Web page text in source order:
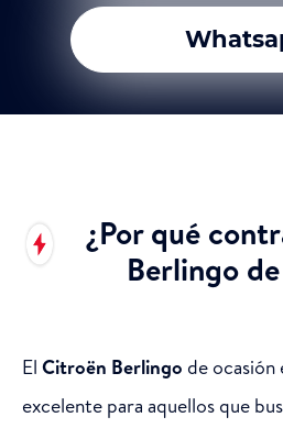
¿Por qué
Berlingo
El Citroën Berlingo de ocasión
excelente para aquellos que